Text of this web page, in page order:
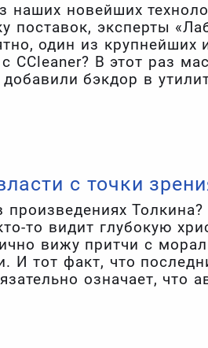
наших новейших
поставок, эксперты
один из крупнейших
CCleaner? В этот раз
бэкдор в
BIOS, UEFI и ПО на
затем распространяли
с точки
Толкина?
то видит глубокую
вижу притчи с
И тот факт, что
означает, что